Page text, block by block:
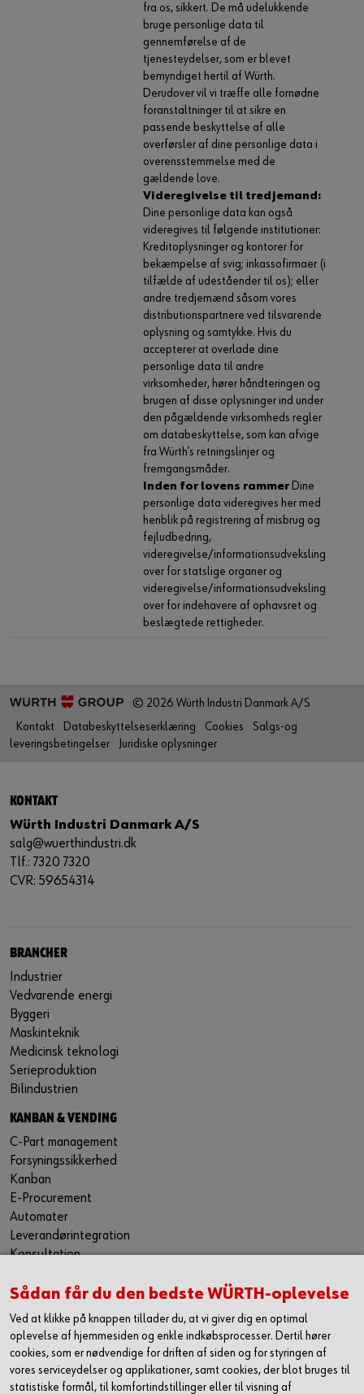
fra os, sikkert. De må udelukkende
bruge personlige data til
gennemførelse af de
tjenesteydelser, som er blevet
bemyndiget hertil af Würth.
Derudover vil vi træffe alle fornødne
foranstaltninger til at sikre en
passende beskyttelse af alle
overførsler af dine personlige data i
overensstemmelse med de
gældende love.
Videregivelse til tredjemand:
Dine personlige data kan også
videregives til følgende institutioner:
Kreditoplysninger og kontorer for
bekæmpelse af svig; inkassofirmaer (i
tilfælde af udeståender til os); eller
andre tredjemænd såsom vores
distributionspartnere ved tilsvarende
oplysning og samtykke. Hvis du
accepterer at overlade dine
personlige data til andre
virksomheder, hører håndteringen og
brugen af disse oplysninger ind under
den pågældende virksomheds regler
om databeskyttelse, som kan afvige
fra Würth’s retningslinjer og
fremgangsmåder.
Inden for lovens rammerDine
personlige data videregives her med
henblik på registrering af misbrug og
fejludbedring,
videregivelse/informationsudveksling
over for statslige organer og
videregivelse/informationsudveksling
over for indehavere af ophavsret og
beslægtede rettigheder.
© 2026 Würth Industri Danmark A/S
Kontakt
Databeskyttelseserklæring Cookies
Salgs-og
leveringsbetingelser
Juridiske oplysninger
KONTAKT
Würth Industri Danmark A/S
salg@wuerthindustri.dk
Tlf.: 7320 7320
CVR: 59654314
BRANCHER
Industrier
Vedvarende energi
Byggeri
Maskinteknik
Medicinsk teknologi
Serieproduktion
Bilindustrien
KANBAN & VENDING
C-Part management
Forsyningssikkerhed
Kanban
E-Procurement
Automater
Leverandørintegration
Konsultation
PRODUKTER
C-parts innovationer
Arbejdssikkerhed
Fastgørelseselementer
Individuelle specialdele
Sådan får du den bedste WÜRTH-oplevelse
Ved at klikke på knappen tillader du, at vi giver dig en optimal
oplevelse af hjemmesiden og enkle indkøbsprocesser. Dertil hører
cookies, som er nødvendige for driften af siden og for styringen af
vores serviceydelser og applikationer, samt cookies, der blot bruges til
statistiske formål, til komfortindstillinger eller til visning af